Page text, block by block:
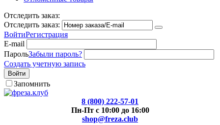
Отследить заказ:
Отследить заказ:
ВойтиРегистрация
E-mail
ПарольЗабыли пароль?
Создать учетную запись
Войти
Запомнить
8 (800) 222-57-01
Пн-Пт с 10:00 до 16:00
shop@freza.club